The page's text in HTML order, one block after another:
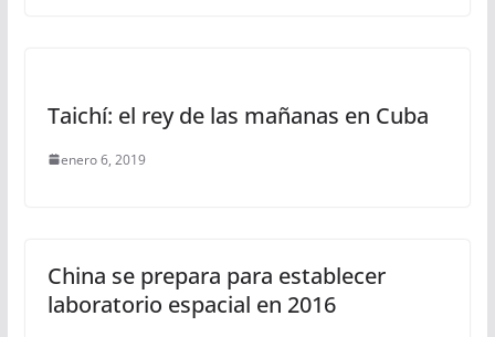
Taichí: el rey de las mañanas en Cuba
enero 6, 2019
China se prepara para establecer
laboratorio espacial en 2016